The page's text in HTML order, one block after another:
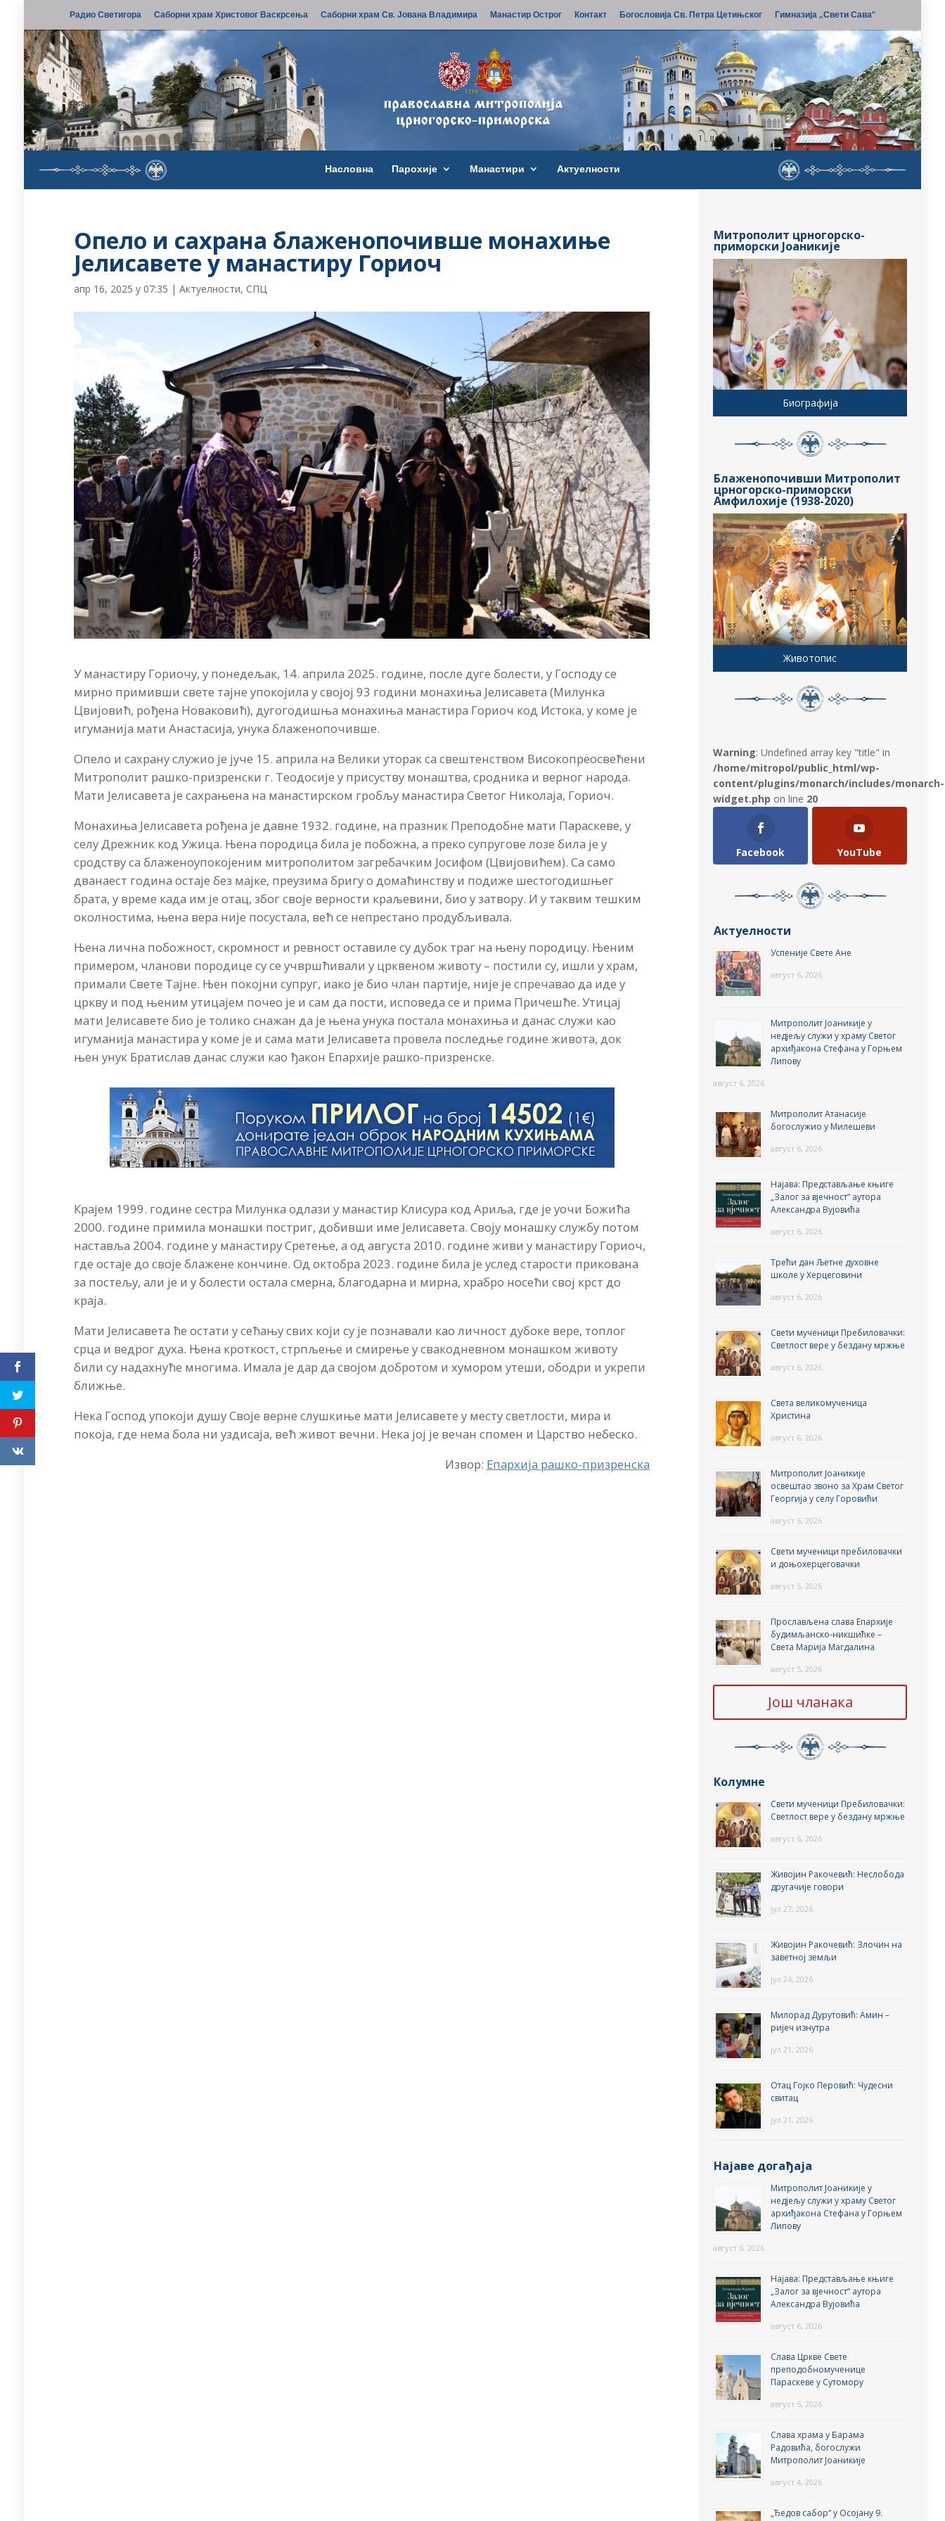
Радио Светигора Саборни храм Христовог Васкрсења Саборни храм Св. Јована Владимира Манастир Острог Контакт Богословија Св. Петра Цетињског Гимназија „Свети Сава“
Насловна Парохије Манастири Актуелности
Опело и сахрана блаженопочивше монахиње
Јелисавете у манастиру Гориоч
апр 16, 2025 у 07:35 |Актуелности, СПЦ
У манастиру Гориочу, у понедељак, 14. априла 2025. године, после дуге болести, у Господу се
мирно примивши свете тајне упокојила у својој 93 години монахиња Јелисавета (Милунка
Цвијовић, рођена Новаковић), дугогодишња монахиња манастира Гориоч код Истока, у коме је
игуманија мати Анастасија, унука блаженопочивше.
Опело и сахрану служио је јуче 15. априла на Велики уторак са свештенством Високопреосвећени
Митрополит рашко-призренски г. Теодосије у присуству монаштва, сродника и верног народа.
Мати Јелисавета је сахрањена на манастирском гробљу манастира Светог Николаја, Гориоч.
Монахиња Јелисавета рођена је давне 1932. године, на празник Преподобне мати Параскеве, у
селу Дрежник код Ужица. Њена породица била је побожна, а преко супругове лозе била је у
сродству са блаженоупокојеним митрополитом загребачким Јосифом (Цвијовићем). Са само
дванаест година остаје без мајке, преузима бригу о домаћинству и подиже шестогодишњег
брата, у време када им је отац, због своје верности краљевини, био у затвору. И у таквим тешким
околностима, њена вера није посустала, већ се непрестано продубљивала.
Њена лична побожност, скромност и ревност оставиле су дубок траг на њену породицу. Њеним
примером, чланови породице су се учвршћивали у црквеном животу – постили су, ишли у храм,
примали Свете Тајне. Њен покојни супруг, иако је био члан партије, није је спречавао да иде у
цркву и под њеним утицајем почео је и сам да пости, исповеда се и прима Причешће. Утицај
мати Јелисавете био је толико снажан да је њена унука постала монахиња и данас служи као
игуманија манастира у коме је и сама мати Јелисавета провела последње године живота, док
њен унук Братислав данас служи као ђакон Епархије рашко-призренске.
Крајем 1999. године сестра Милунка одлази у манастир Клисура код Ариља, где је уочи Божића
2000. године примила монашки постриг, добивши име Јелисавета. Своју монашку службу потом
наставља 2004. године у манастиру Сретење, а од августа 2010. године живи у манастиру Гориоч,
где остаје до своје блажене кончине. Од октобра 2023. године била је услед старости прикована
за постељу, али је и у болести остала смерна, благодарна и мирна, храбро носећи свој крст до
краја.
Мати Јелисавета ће остати у сећању свих који су је познавали као личност дубоке вере, топлог
срца и ведрог духа. Њена кроткост, стрпљење и смирење у свакодневном монашком животу
били су надахнуће многима. Имала је дар да својом добротом и хумором утеши, ободри и укрепи
ближње.
Нека Господ упокоји душу Своје верне слушкиње мати Јелисавете у месту светлости, мира и
покоја, где нема бола ни уздисаја, већ живот вечни. Нека јој је вечан спомен и Царство небеско.
Извор: Епархија рашко-призренска
Митрополит црногорско-
приморски Јоаникије
Биографија
Блаженопочивши Митрополит
црногорско-приморски
Амфилохије (1938-2020)
Животопис
Warning: Undefined array key "title" in
/home/mitropol/public_html/wp-
content/plugins/monarch/includes/monarch-
widget.php on line 20
Facebook YouTube
Актуелности
Успеније Свете Ане
август 6, 2026
Митрополит Јоаникије у
недјељу служи у храму Светог
архиђакона Стефана у Горњем
Липову
август 6, 2026
Митрополит Атанасије
богослужио у Милешеви
август 6, 2026
Најава: Представљање књиге
„Залог за вјечност“ аутора
Александра Вујовића
август 6, 2026
Трећи дан Љетне духовне
школе у Херцеговини
август 6, 2026
Свети мученици Пребиловачки:
Светлост вере у бездану мржње
август 6, 2026
Света великомученица
Христина
август 6, 2026
Митрополит Јоаникије
освештао звоно за Храм Светог
Георгија у селу Горовићи
август 6, 2026
Свети мученици пребиловачки
и доњохерцеговачки
август 5, 2026
Прослављена слава Епархије
будимљанско-никшићке –
Света Марија Магдалина
август 5, 2026
Још чланака
Колумне
Свети мученици Пребиловачки:
Светлост вере у бездану мржње
август 6, 2026
Живојин Ракочевић: Неслобода
другачије говори
јул 27, 2026
Живојин Ракочевић: Злочин на
заветној земљи
јул 24, 2026
Милорад Дурутовић: Амин –
ријеч изнутра
јул 21, 2026
Отац Гојко Перовић: Чудесни
свитац
јул 21, 2026
Најаве догађаја
Митрополит Јоаникије у
недјељу служи у храму Светог
архиђакона Стефана у Горњем
Липову
август 6, 2026
Најава: Представљање књиге
„Залог за вјечност“ аутора
Александра Вујовића
август 6, 2026
Слава Цркве Свете
преподобномученице
Параскеве у Сутомору
август 5, 2026
Слава храма у Барама
Радовића, богослужи
Митрополит Јоаникије
август 4, 2026
„Ђедов сабор“ у Осојану 9.